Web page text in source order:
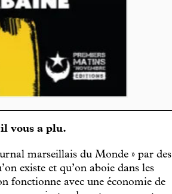
vous a plu.
marseillais du Monde » par des
existe et qu’on aboie dans les
fonctionne avec une économie de